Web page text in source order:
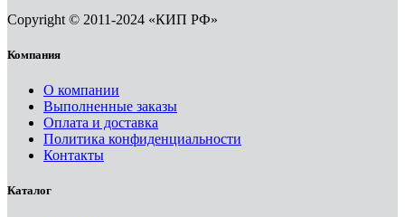
Copyright © 2011-2024 «КИП РФ»
Компания
О компании
Выполненные заказы
Оплата и доставка
Политика конфиденциальности
Контакты
Каталог